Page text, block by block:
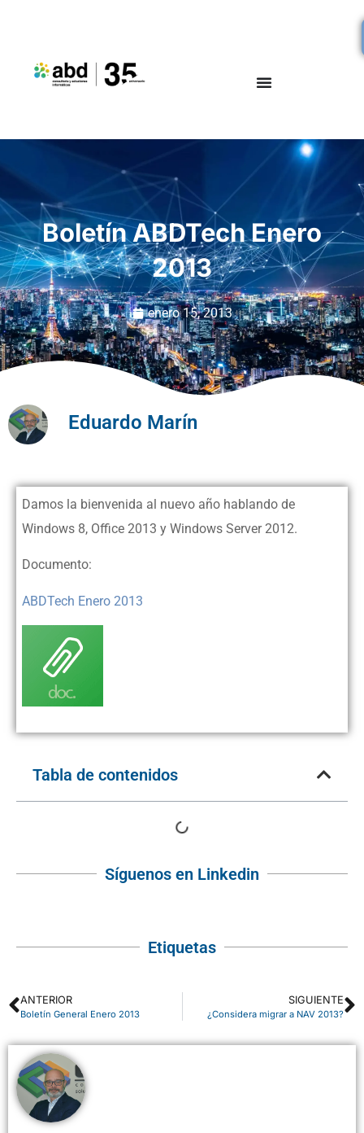
Boletín ABDTech Enero
2013
enero 15, 2013
Eduardo Marín
Damos la bienvenida al nuevo año hablando de
Windows 8, Office 2013 y Windows Server 2012.
Documento:
ABDTech Enero 2013
Tabla de contenidos
Síguenos en Linkedin
Etiquetas
ANTERIOR
Boletín General Enero 2013
SIGUIENTE
¿Considera migrar a NAV 2013?